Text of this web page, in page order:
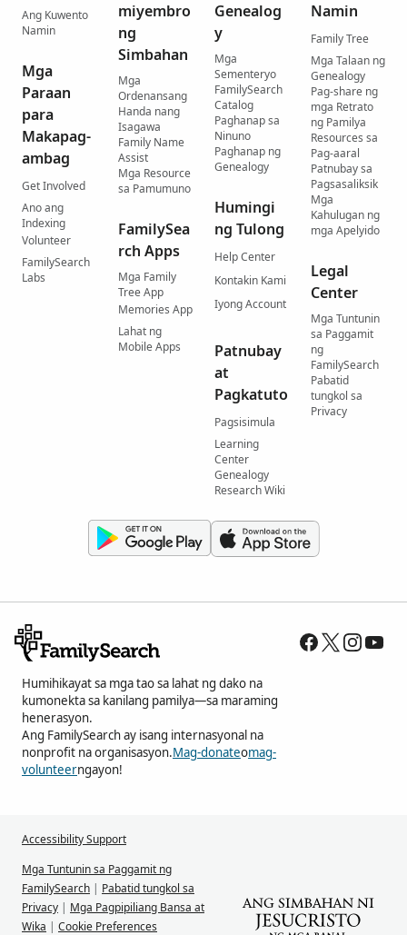
Ang Kuwento
Namin
Mga
Paraan
para
Makapag-
ambag
Get Involved
Ano ang
Indexing
Volunteer
FamilySearch
Labs
miyembro
ng
Simbahan
Mga
Ordenansang
Handa nang
Isagawa
Family Name
Assist
Mga Resource
sa Pamumuno
FamilySea
rch Apps
Mga Family
Tree App
Memories App
Lahat ng
Mobile Apps
Genealog
y
Mga
Sementeryo
FamilySearch
Catalog
Paghanap sa
Ninuno
Paghanap ng
Genealogy
Humingi
ng Tulong
Help Center
Kontakin Kami
Iyong Account
Patnubay
at
Pagkatuto
Pagsisimula
Learning
Center
Genealogy
Research Wiki
Namin
Family Tree
Mga Talaan ng
Genealogy
Pag-share ng
mga Retrato
ng Pamilya
Resources sa
Pag-aaral
Patnubay sa
Pagsasaliksik
Mga
Kahulugan ng
mga Apelyido
Legal
Center
Mga Tuntunin
sa Paggamit
ng
FamilySearch
Pabatid
tungkol sa
Privacy
Humihikayat sa mga tao sa lahat ng dako na
kumonekta sa kanilang pamilya—sa maraming
henerasyon.
Ang FamilySearch ay isang internasyonal na
nonprofit na organisasyon.Mag-donateomag-
volunteerngayon!
Accessibility Support
Mga Tuntunin sa Paggamit ng
FamilySearch | Pabatid tungkol sa
Privacy | Mga Pagpipiliang Bansa at
Wika | Cookie Preferences